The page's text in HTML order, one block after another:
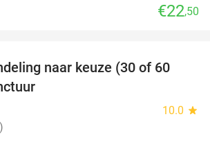
€22,50
55%
naar keuze (30 of 60
10.0 star